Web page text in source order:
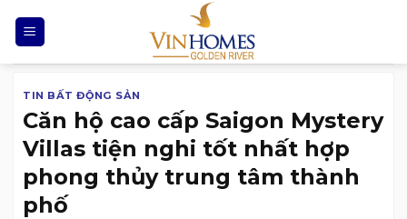
đến
nội
dungTIN BẤT ĐỘNG SẢN
Căn hộ cao cấp Saigon Mystery
Villas tiện nghi tốt nhất hợp
phong thủy trung tâm thành
phố